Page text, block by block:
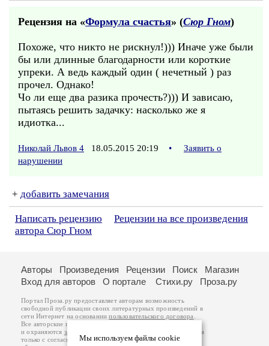
Рецензия на «Формула счастья» (Сюр Гном)
Похоже, что никто не рискнул!))) Иначе уже были
бы или длинные благодарности или короткие
упреки. А ведь каждый один ( нечетный ) раз
прочел. Однако!
Чо ли еще два разика прочесть?))) И зависаю,
пытаясь решить задачку: насколько же я
идиотка...
Николай Львов 4 18.05.2015 20:19 •
Заявить о
нарушении
+ добавить замечания
Написать рецензию
Рецензии на все произведения
автора Сюр Гном
Мы используем файлы cookie
Авторы Произведения Рецензии Поиск
Магазин
Вход для авторов
О портале Стихи.ру Проза.ру
Портал Проза.ру предоставляет авторам возможность
свободной публикации своих литературных произведений в
сети Интернет на основаниипользовательского договора
Все авторские права на произведения принадлежат авторам
и охраняются законом
. Перепечатка произведений возможна
только с согласия его автора, к которому вы можете